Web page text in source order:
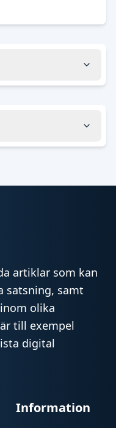
artiklar som kan
satsning, samt
olika
till exempel
digital
Information